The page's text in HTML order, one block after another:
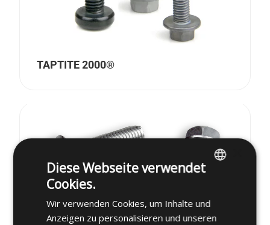
TAPTITE 2000®
SPANISH
Diese Webseite verwendet
Cookies.
Wir verwenden Cookies, um Inhalte und
Anzeigen zu personalisieren und unseren